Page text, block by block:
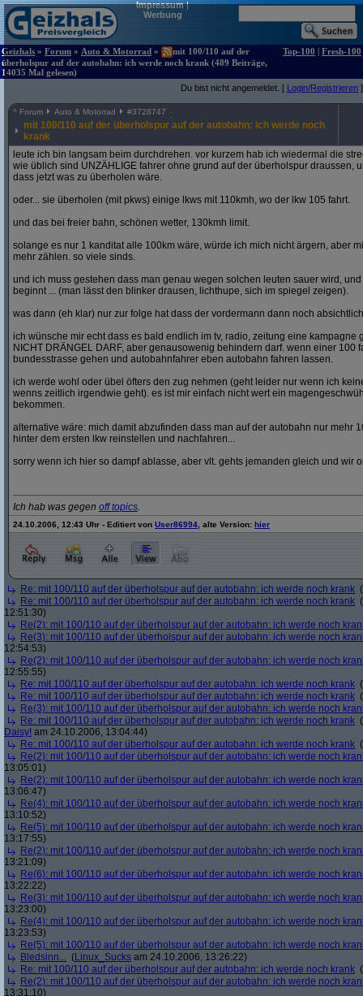
Impressum|
Werbung
Geizhals » Forum » Auto & Motorrad »
mit 100/110 auf der
überholspur auf der autobahn: ich werde noch krank (489 Beiträge,
14035 Mal gelesen)
Top-100 | Fresh-100
Du bist nicht angemeldet. [ Login/Registrieren ]
^ Forum Auto & Motorrad #3728747
mit 100/110 auf der überholspur auf der autobahn: ich werde noch
krank
leute ich bin langsam beim durchdrehen. vor kurzem hab ich wiedermal die
wie üblich sind UNZÄHLIGE fahrer ohne grund auf der überholspur draussen,
dass jetzt was zu überholen wäre.
oder... sie überholen (mit pkws) einige lkws mit 110kmh, wo der lkw 105 fahrt.
und das bei freier bahn, schönen wetter, 130kmh limit.
solange es nur 1 kanditat alle 100km wäre, würde ich mich nicht ärgern, aber
mehr zählen. so viele sinds.
und ich muss gestehen dass man genau wegen solchen leuten sauer wird,
beginnt ... (man lässt den blinker drausen, lichthupe, sich im spiegel zeigen).
was dann (eh klar) nur zur folge hat dass der vordermann dann noch
ich wünsche mir echt dass es bald endlich im tv, radio, zeitung eine kampagne
NICHT DRÄNGEL DARF, aber genausowenig behindern darf. wenn einer 100
bundesstrasse gehen und autobahnfahrer eben autobahn fahren lassen.
ich werde wohl oder übel öfters den zug nehmen (geht leider nur wenn ich
wenns zeitlich irgendwie geht). es ist mir einfach nicht wert ein
bekommen.
alternative wäre: mich damit abzufinden dass man auf der autobahn nur mehr
hinter dem ersten lkw reinstellen und nachfahren...
sorry wenn ich hier so dampf ablasse, aber vlt. gehts jemanden gleich und wir
Ich hab was gegen off topics.
24.10.2006, 12:43 Uhr - Editiert von User86994 , alte Version: hier
Re: mit 100/110 auf der überholspur auf der autobahn: ich werde noch krank (
Re: mit 100/110 auf der überholspur auf der autobahn: ich werde noch krank (
12:51:30)
Re(2): mit 100/110 auf der überholspur auf der autobahn: ich werde noch
Re(3): mit 100/110 auf der überholspur auf der autobahn: ich werde noch
12:54:53)
Re(2): mit 100/110 auf der überholspur auf der autobahn: ich werde noch
12:55:55)
Re: mit 100/110 auf der überholspur auf der autobahn: ich werde noch krank (
Re: mit 100/110 auf der überholspur auf der autobahn: ich werde noch krank (
Re(3): mit 100/110 auf der überholspur auf der autobahn: ich werde noch
Re: mit 100/110 auf der überholspur auf der autobahn: ich werde noch krank (
Daisy! am 24.10.2006, 13:04:44)
Re: mit 100/110 auf der überholspur auf der autobahn: ich werde noch krank (
Re(2): mit 100/110 auf der überholspur auf der autobahn: ich werde noch
13:05:01)
Re(2): mit 100/110 auf der überholspur auf der autobahn: ich werde noch
13:06:47)
Re(4): mit 100/110 auf der überholspur auf der autobahn: ich werde noch
13:10:52)
Re(5): mit 100/110 auf der überholspur auf der autobahn: ich werde noch
13:17:55)
Re(2): mit 100/110 auf der überholspur auf der autobahn: ich werde noch
13:21:09)
Re(6): mit 100/110 auf der überholspur auf der autobahn: ich werde noch
13:22:22)
Re(3): mit 100/110 auf der überholspur auf der autobahn: ich werde noch
13:23:00)
Re(4): mit 100/110 auf der überholspur auf der autobahn: ich werde noch
13:23:53)
Re(5): mit 100/110 auf der überholspur auf der autobahn: ich werde noch
Bledsinn... (Linux_Sucks am 24.10.2006, 13:26:22)
Re: mit 100/110 auf der überholspur auf der autobahn: ich werde noch krank (
Re(2): mit 100/110 auf der überholspur auf der autobahn: ich werde noch
13:31:10)